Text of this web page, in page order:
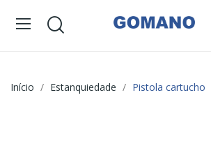
Início Estanquiedade Pistola cartucho